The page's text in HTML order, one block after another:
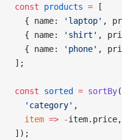
const products = [
  { name:
'laptop' ,
  { name:
'shirt' ,
  { name:
'phone' ,
];
const sorted = sortBy
  'category'
,
  item
=> -item.price,
]);